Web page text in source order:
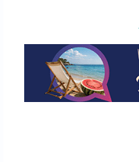
מקורי, חסכוני -
אחרי הגינון - כך
חזרה הביתה.
ודבק - ותוכלו להציב